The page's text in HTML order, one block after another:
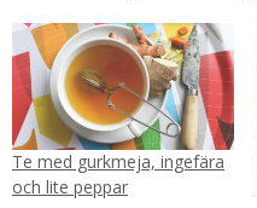
Te med gurkmeja, ingefära
och lite peppar